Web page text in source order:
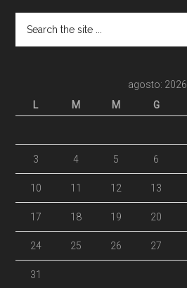
agosto: 2026
L
M M G
3 4 5 6
10 11 12 13
17 18 19 20
24 25 26 27
31